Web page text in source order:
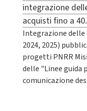
integrazione
acquisti fino a
Integrazione delle
2024, 2025)
progetti PNRR
delle "Linee guida
comunicazione